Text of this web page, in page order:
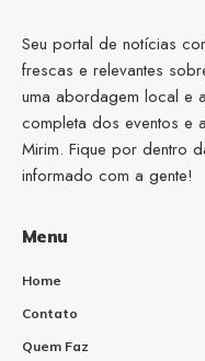
Seu portal de notícias
frescas e relevantes
uma abordagem local e
completa dos eventos e
Mirim. Fique por dentro
informado com a gente!
Menu
Home
Contato
Quem Faz